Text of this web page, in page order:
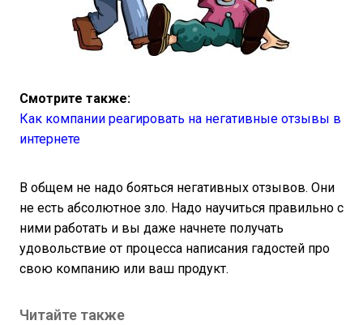
Смотрите также:
Как компании реагировать на негативные отзывы в
интернете
В общем не надо бояться негативных отзывов. Они
не есть абсолютное зло. Надо научиться правильно с
ними работать и вы даже начнете получать
удовольствие от процесса написания гадостей про
свою компанию или ваш продукт.
Читайте также